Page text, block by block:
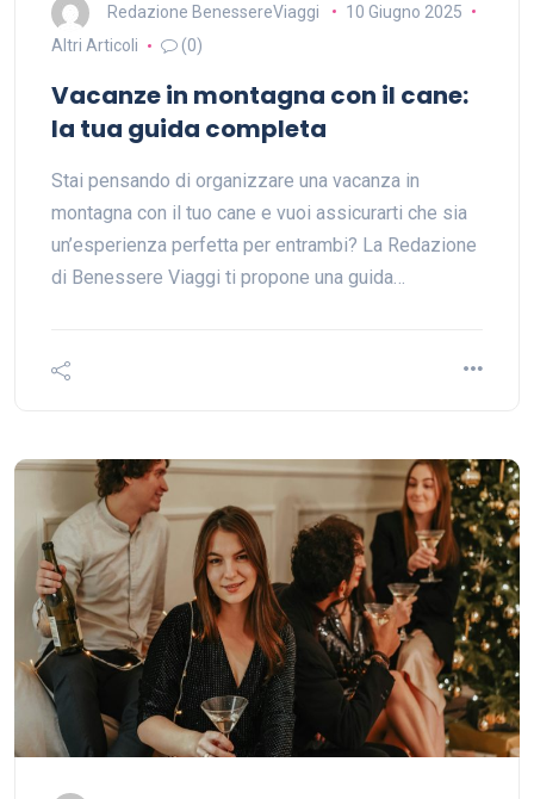
Redazione BenessereViaggi
10 Giugno 2025
Altri Articoli
(0)
Vacanze in montagna con il cane:
la tua guida completa
Stai pensando di organizzare una vacanza in
montagna con il tuo cane e vuoi assicurarti che sia
un’esperienza perfetta per entrambi? La Redazione
di Benessere Viaggi ti propone una guida…